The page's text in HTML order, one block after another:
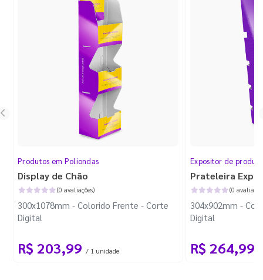
Produtos em Poliondas
Display de Chão
(0 avaliações)
300x1078mm - Colorido Frente - Corte
Digital
R$ 203,99 / 1 unidade
Expositor de
Prateleira
(0
304x902mm -
Digital
R$ 264,99